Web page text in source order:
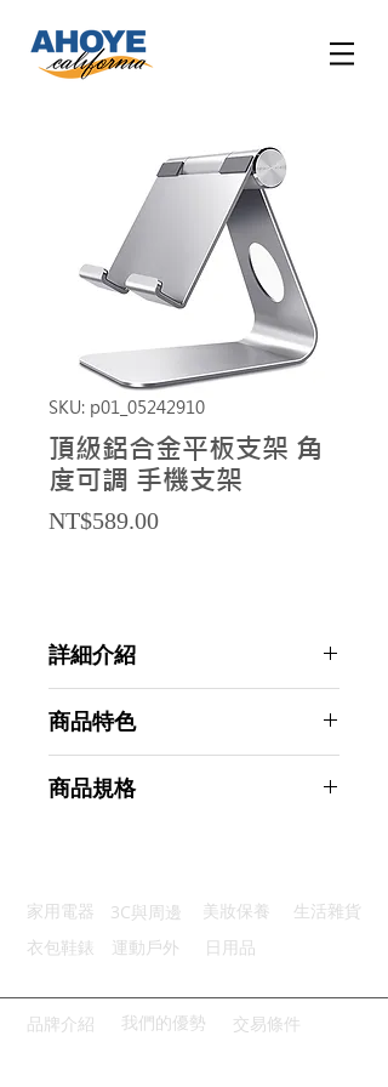
SKU: p01_05242910
頂級鋁合金平板支架 角
度可調 手機支架
NT$589.00Price
詳細介紹
商品特色
精湛工藝：鋁合金高強度材質製造
商品規格
主要材質：鋁合金
商品尺寸：14*14*11cm
產地名稱：中國大陸
代理商：亞桓有限公司
家用電器 3C與周邊 美妝保養
生活雜貨
衣包鞋錶
運動戶外 日用品
品牌介紹 我們的優勢 交易條件